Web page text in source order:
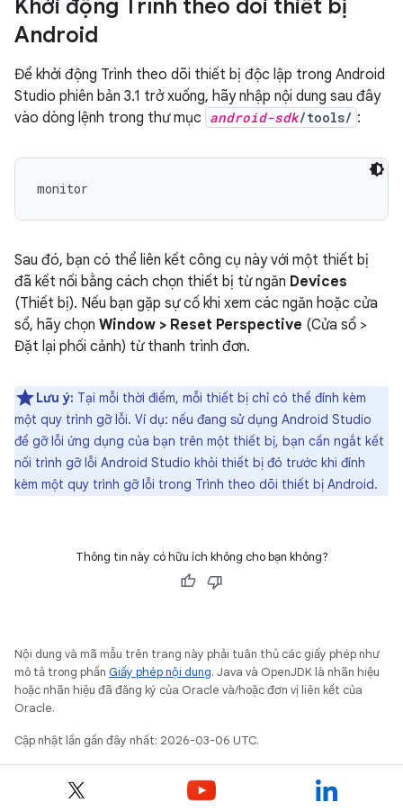
Khởi động Trình theo dõi thiết bị
Android
Để khởi động Trình theo dõi thiết bị độc lập trong Android
Studio phiên bản 3.1 trở xuống, hãy nhập nội dung sau đây
vào dòng lệnh trong thư mục android-sdk/tools/ :
monitor
Sau đó, bạn có thể liên kết công cụ này với một thiết bị
đã kết nối bằng cách chọn thiết bị từ ngăn Devices
(Thiết bị). Nếu bạn gặp sự cố khi xem các ngăn hoặc cửa
sổ, hãy chọn Window > Reset Perspective (Cửa sổ >
Đặt lại phối cảnh) từ thanh trình đơn.
Lưu ý: Tại mỗi thời điểm, mỗi thiết bị chỉ có thể đính kèm
một quy trình gỡ lỗi. Ví dụ: nếu đang sử dụng Android Studio
để gỡ lỗi ứng dụng của bạn trên một thiết bị, bạn cần ngắt kết
nối trình gỡ lỗi Android Studio khỏi thiết bị đó trước khi đính
kèm một quy trình gỡ lỗi trong Trình theo dõi thiết bị Android.
Thông tin này có hữu ích không cho bạn không?
Nội dung và mã mẫu trên trang này phải tuân thủ các giấy phép như
mô tả trong phần Giấy phép nội dung. Java và OpenJDK là nhãn hiệu
hoặc nhãn hiệu đã đăng ký của Oracle và/hoặc đơn vị liên kết của
Oracle.
Cập nhật lần gần đây nhất: 2026-03-06 UTC.